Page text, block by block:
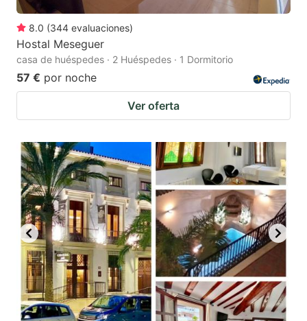
8.0 (344 evaluaciones)
Hostal Meseguer
casa de huéspedes · 2 Huéspedes · 1 Dormitorio
57 € por noche
Ver oferta